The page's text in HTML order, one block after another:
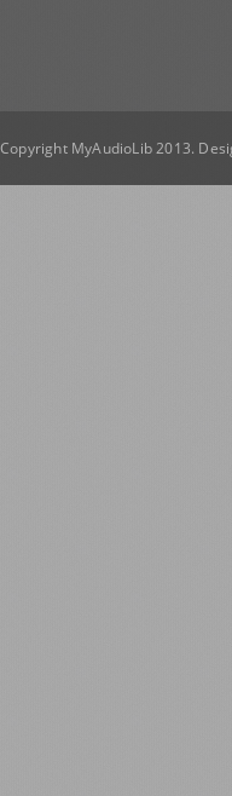
Copyright MyAudioLib 2013.